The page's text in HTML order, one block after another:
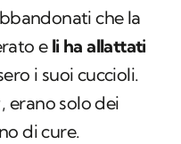
che la
eli ha allattati
i suoi cuccioli.
, erano solo dei
di cure.